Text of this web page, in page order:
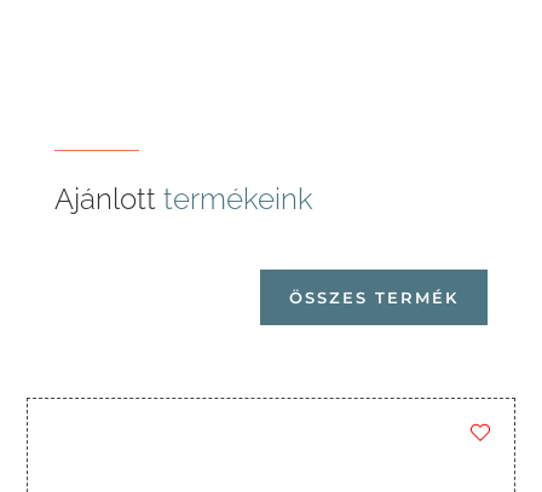
Ajánlott termékeink
ÖSSZES TERMÉK